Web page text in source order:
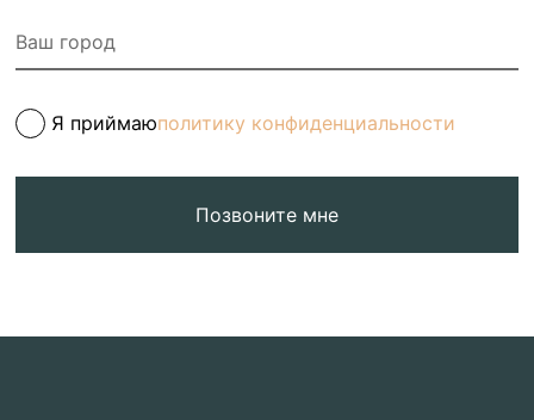
Я приймаюполитику конфиденциальности
Позвоните мне